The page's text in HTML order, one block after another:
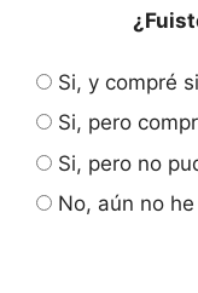
Si, y compré
Si, pero
Si, pero no
No, aún no